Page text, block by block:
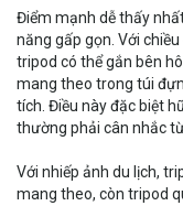
Điểm mạnh dễ thấy
năng gấp gọn. Với
tripod có thể gắn bên
mang theo trong túi
tích. Điều này đặc biệt
thường phải cân nhắc
Với nhiếp ảnh du lịch,
mang theo, còn tripod